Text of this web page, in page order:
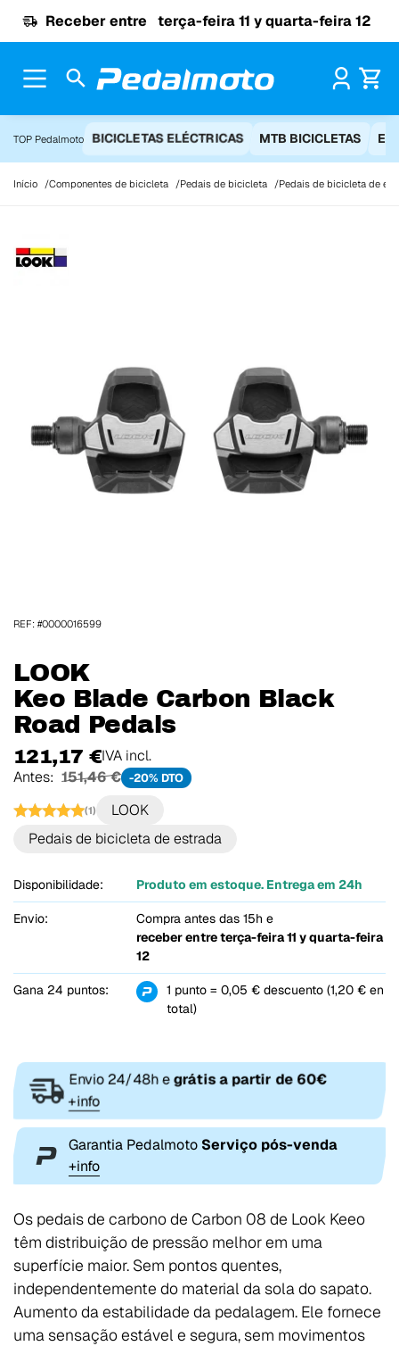
Receber entre terça-feira 11 y quarta-feira 12
TOP Pedalmoto BICICLETAS ELÉCTRICAS MTB BICICLETAS
Início Componentes de bicicleta Pedais de bicicleta Pedais de bicicleta de
LOOK
Keo Blade Carbon Black
Road Pedals
121,17 €IVA incl.
Antes: 151,46 € -20% DTO
(1)
LOOK
Pedais de bicicleta de estrada
Disponibilidade: Produto em estoque. Entrega em 24h
Envio:
Compra antes das 15h e
receber entreterça-feira 11 y quarta-feira
12
Gana 24 puntos:
1 punto = 0,05 € descuento (1,20 € en
total)
REF: #0000016599
Envio 24/48h egrátis a partir de 60€
+info
Garantia Pedalmoto Serviço pós-venda
+info
Os pedais de carbono de Carbon 08 de Look Keeo
têm distribuição de pressão melhor em uma
superfície maior. Sem pontos quentes,
independentemente do material da sola do sapato.
Aumento da estabilidade da pedalagem. Ele fornece
uma sensação estável e segura, sem movimentos